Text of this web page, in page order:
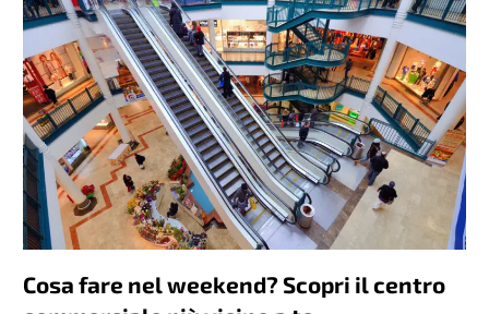
Cosa fare nel weekend? Scopri il centro